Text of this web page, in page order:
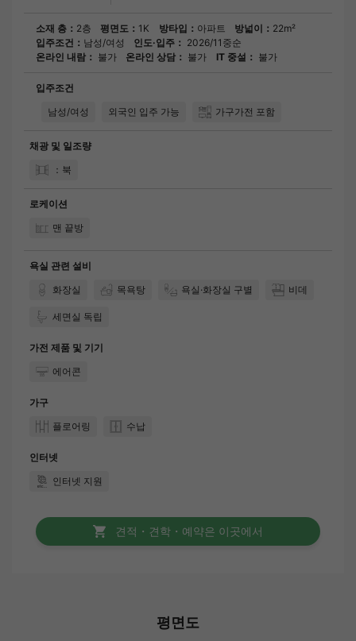
소재 층： 2층 평면도： 1K 방타입： 아파트 방넓이： 22m²
입주조건： 남성/여성 인도·입주： 2026/11중순
온라인 내람： 불가 온라인 상담： 불가 IT 중설： 불가
입주조건
남성/여성
외국인 입주 가능 가구가전 포함
채광 및 일조량
：북
로케이션
맨 끝방
욕실 관련 설비
화장실
목욕탕 욕실·화장실 구별 비데
세면실 독립
가전 제품 및 기기
에어콘
가구
플로어링
수납
인터넷
인터넷 지원
견적・견학・예약은 이곳에서
평면도